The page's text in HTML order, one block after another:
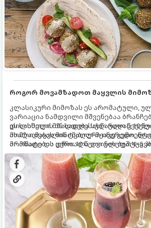
როგორ მოვამზადოთ მაყვლის
კლასიკური მიმოზას ეს არომატული,
ვარიაცია ნამდვილი მშვენებაა
დილისთვის ან სადღესასწაულო
ახალი მაყვლის ტკბილ-მჟავე გემო,
არომატი და ცქრიალა ღვინის
დახვეწილ და მაგრილებელ კოქტეილს.
ეს სასმელი მზადდება სულ რაღაც 10
მომზადებას მინიმალური
მომზადების დრო: 10 წუთი ულუფა: 4–6